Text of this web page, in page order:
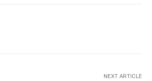
NEXT ARTICLE